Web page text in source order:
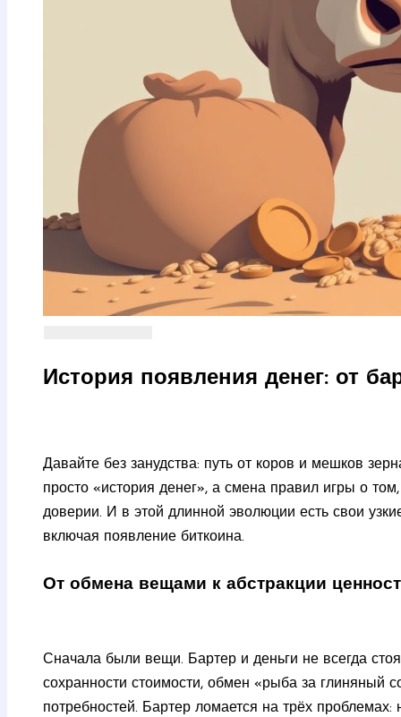
История появления денег: от
Давайте без занудства: путь от коров и мешков
просто «история денег», а смена правил игры о
доверии. И в этой длинной эволюции есть свои
включая появление биткоина.
От обмена вещами к абстракции
Сначала были вещи. Бартер и деньги не всегда
сохранности стоимости, обмен «рыба за глиняный
потребностей. Бартер ломается на трёх проблемах: